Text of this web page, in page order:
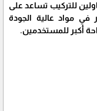
للتركيب تساعد على
مواد عالية الجودة
أكبر للمستخدمين.